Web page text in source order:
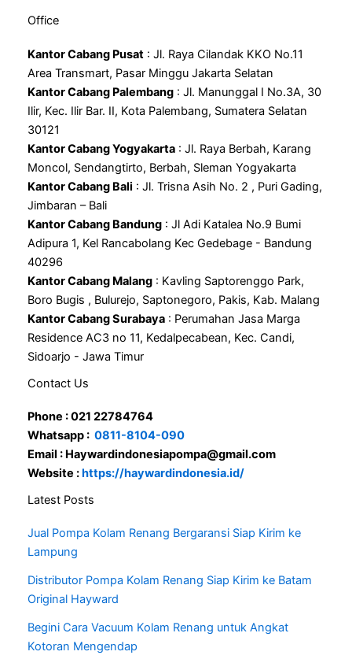
Office
Kantor Cabang Pusat : Jl. Raya Cilandak KKO No.11
Area Transmart, Pasar Minggu Jakarta Selatan
Kantor Cabang Palembang : Jl. Manunggal I No.3A, 30
Ilir, Kec. Ilir Bar. II, Kota Palembang, Sumatera Selatan
30121
Kantor Cabang Yogyakarta : Jl. Raya Berbah, Karang
Moncol, Sendangtirto, Berbah, Sleman Yogyakarta
Kantor Cabang Bali : Jl. Trisna Asih No. 2 , Puri Gading,
Jimbaran – Bali
Kantor Cabang Bandung : Jl Adi Katalea No.9 Bumi
Adipura 1, Kel Rancabolang Kec Gedebage - Bandung
40296
Kantor Cabang Malang : Kavling Saptorenggo Park,
Boro Bugis , Bulurejo, Saptonegoro, Pakis, Kab. Malang
Kantor Cabang Surabaya : Perumahan Jasa Marga
Residence AC3 no 11, Kedalpecabean, Kec. Candi,
Sidoarjo - Jawa Timur
Contact Us
Phone : 021 22784764
Whatsapp : 0811-8104-090
Email : Haywardindonesiapompa@gmail.com
Website :https://haywardindonesia.id/
Latest Posts
Jual Pompa Kolam Renang Bergaransi Siap Kirim ke
Lampung
Distributor Pompa Kolam Renang Siap Kirim ke Batam
Original Hayward
Begini Cara Vacuum Kolam Renang untuk Angkat
Kotoran Mengendap